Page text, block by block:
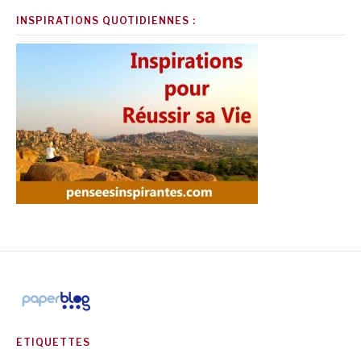
INSPIRATIONS QUOTIDIENNES :
ETIQUETTES